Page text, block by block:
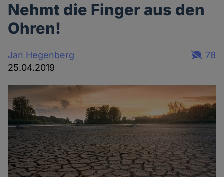
Nehmt die Finger aus den
Ohren!
Jan Hegenberg
25.04.2019
78